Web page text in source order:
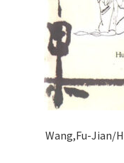
Wang,Fu-Jian/